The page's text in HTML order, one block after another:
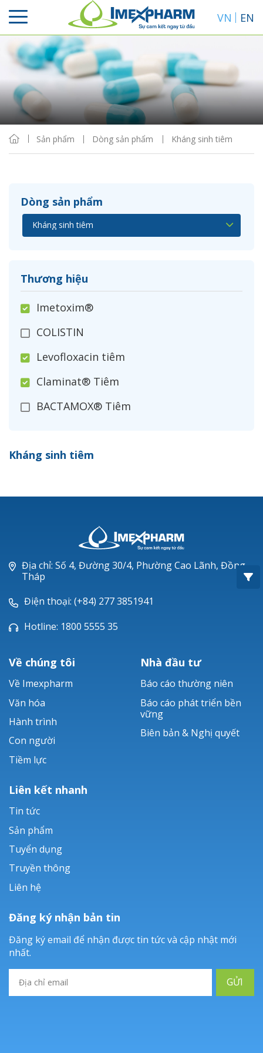
VN EN
Sản phẩm Dòng sản phẩm Kháng sinh tiêm
Dòng sản phẩm
Thương hiệu
Imetoxim®
COLISTIN
Levofloxacin tiêm
Claminat® Tiêm
BACTAMOX® Tiêm
Ceftizoxim®
Piperacillin
Ticarlinat®
Zobacta®
Bacsulfo®
Kháng sinh tiêm
Sắp xếp
Hiển thị
Địa chỉ: Số 4, Đường 30/4, Phường Cao Lãnh, Đồng
Tháp
Điện thoại: (+84) 277 3851941
Hotline: 1800 5555 35
Về chúng tôi
Về Imexpharm
Văn hóa
Hành trình
Con người
Tiềm lực
Nhà đầu tư
Báo cáo thường niên
Báo cáo phát triển bền
vững
Biên bản & Nghị quyết
Liên kết nhanh
Tin tức
Sản phẩm
Tuyển dụng
Truyền thông
Liên hệ
Đăng ký nhận bản tin
Đăng ký email để nhận được tin tức và cập nhật mới
nhất.
GỬI